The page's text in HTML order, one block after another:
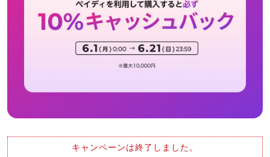
キャンペーンは終了しました。